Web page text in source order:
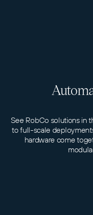
See RobCo solutions in
to full-scale
hardware come